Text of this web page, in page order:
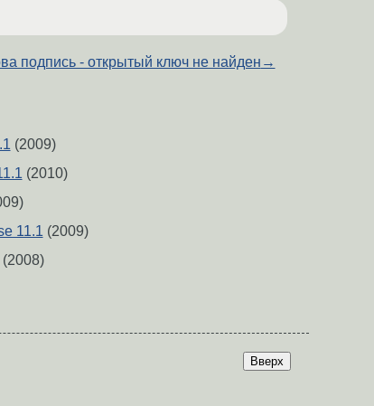
подпись - открытый ключ не найден →
(2009)
(2010)
11.1 (2009)
Вверх